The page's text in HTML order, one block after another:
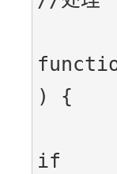
) {